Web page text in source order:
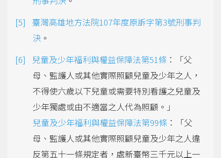
臺灣高雄地方法院107年度原訴字第3號刑事判
決 。
兒童及少年福利與權益保障法第51條 ：「父
母、監護人或其他實際照顧兒童及少年之人，
不得使六歲以下兒童或需要特別看護之兒童及
少年獨處或由不適當之人代為照顧。」
兒童及少年福利與權益保障法第99條 ：「父
母、監護人或其他實際照顧兒童及少年之人違
反第五十一條規定者，處新臺幣三千元以上一